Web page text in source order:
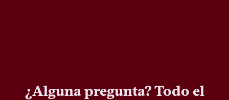
¿Alguna pregunta? Todo el